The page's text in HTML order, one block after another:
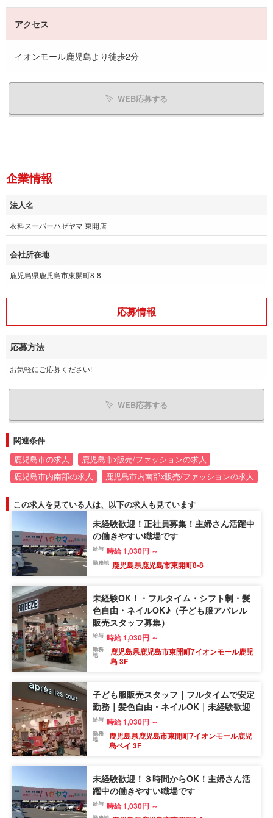
アクセス
イオンモール鹿児島より徒歩2分
WEB応募する
企業情報
法人名
衣料スーパーハゼヤマ 東開店
会社所在地
鹿児島県鹿児島市東開町8-8
応募情報
応募方法
お気軽にご応募ください!
WEB応募する
関連条件
鹿児島市の求人
鹿児島市x販売/ファッションの求人
鹿児島市内南部の求人
鹿児島市内南部x販売/ファッションの求人
この求人を見ている人は、以下の求人も見ています
未経験歓迎！正社員募集！主婦さん活躍中
の働きやすい職場です
給与 時給 1,030円 ～
勤務地 鹿児島県鹿児島市東開町8-8
未経験OK！・フルタイム・シフト制・髪
色自由・ネイルOK♪（子ども服アパレル
販売スタッフ募集）
給与 時給 1,030円 ～
勤務
地
鹿児島県鹿児島市東開町7イオンモール鹿児
島 3F
子ども服販売スタッフ｜フルタイムで安定
勤務｜髪色自由・ネイルOK｜未経験歓迎
給与 時給 1,030円 ～
勤務
地
鹿児島県鹿児島市東開町7イオンモール鹿児
島ベイ 3F
未経験歓迎！３時間からOK！主婦さん活
躍中の働きやすい職場です
給与 時給 1,030円 ～